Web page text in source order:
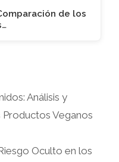
de los
Análisis y
Veganos
Oculto en los